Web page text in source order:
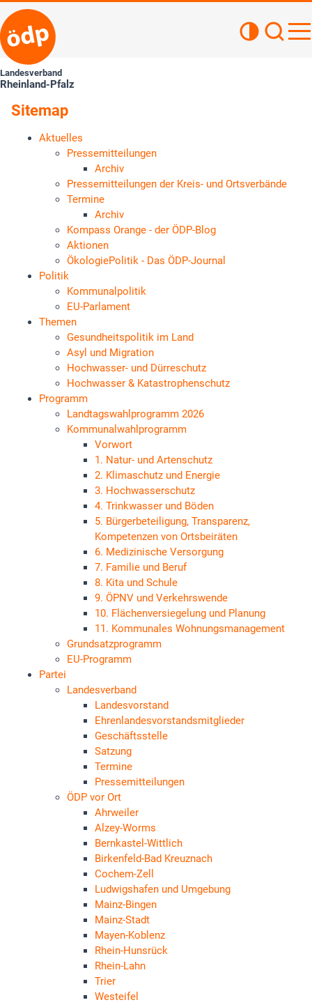
Landesverband
Rheinland-Pfalz
Sitemap
Aktuelles
Pressemitteilungen
Archiv
Pressemitteilungen der Kreis- und Ortsverbände
Termine
Archiv
Kompass Orange - der ÖDP-Blog
Aktionen
ÖkologiePolitik - Das ÖDP-Journal
Politik
Kommunalpolitik
EU-Parlament
Themen
Gesundheitspolitik im Land
Asyl und Migration
Hochwasser- und Dürreschutz
Hochwasser & Katastrophenschutz
Programm
Landtagswahlprogramm 2026
Kommunalwahlprogramm
Vorwort
1. Natur- und Artenschutz
2. Klimaschutz und Energie
3. Hochwasserschutz
4. Trinkwasser und Böden
5. Bürgerbeteiligung, Transparenz,
Kompetenzen von Ortsbeiräten
6. Medizinische Versorgung
7. Familie und Beruf
8. Kita und Schule
9. ÖPNV und Verkehrswende
10. Flächenversiegelung und Planung
11. Kommunales Wohnungsmanagement
Grundsatzprogramm
EU-Programm
Partei
Landesverband
Landesvorstand
Ehrenlandesvorstandsmitglieder
Geschäftsstelle
Satzung
Termine
Pressemitteilungen
ÖDP vor Ort
Ahrweiler
Alzey-Worms
Bernkastel-Wittlich
Birkenfeld-Bad Kreuznach
Cochem-Zell
Ludwigshafen und Umgebung
Mainz-Bingen
Mainz-Stadt
Mayen-Koblenz
Rhein-Hunsrück
Rhein-Lahn
Trier
Westeifel